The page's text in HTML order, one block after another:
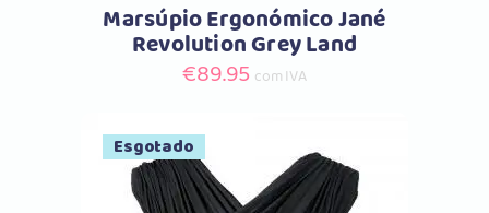
Marsúpio Ergonómico Jané
Revolution Grey Land
€89.95 com IVA
Esgotado